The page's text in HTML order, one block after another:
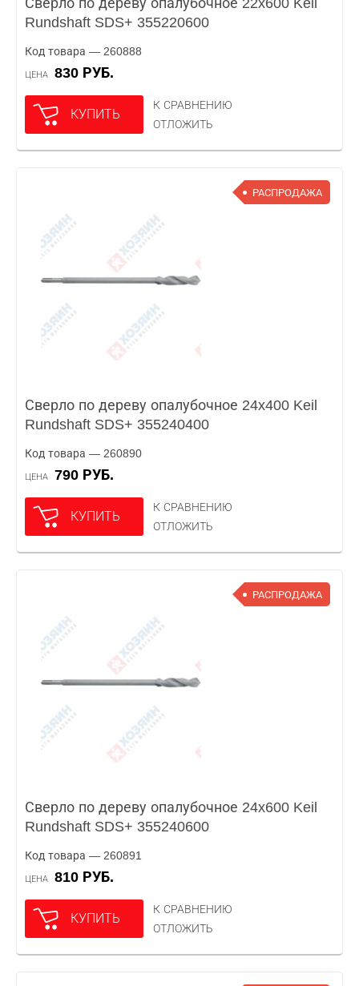
Сверло по дереву опалубочное 22x600 Keil
Rundshaft SDS+ 355220600
Код товара — 260888
ЦЕНА 830 РУБ.
КУПИТЬ
К СРАВНЕНИЮ
ОТЛОЖИТЬ
РАСПРОДАЖА
Сверло по дереву опалубочное 24x400 Keil
Rundshaft SDS+ 355240400
Код товара — 260890
ЦЕНА 790 РУБ.
КУПИТЬ
К СРАВНЕНИЮ
ОТЛОЖИТЬ
РАСПРОДАЖА
Сверло по дереву опалубочное 24x600 Keil
Rundshaft SDS+ 355240600
Код товара — 260891
ЦЕНА 810 РУБ.
КУПИТЬ
К СРАВНЕНИЮ
ОТЛОЖИТЬ